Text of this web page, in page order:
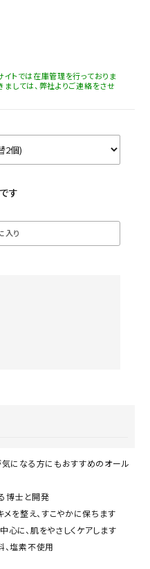
トでは在庫管理を行っておりま
しては、弊社よりご連絡をさせ
す
入り
になる方にもおすすめのオール
博士と開発
メを整え、すこやかに保ちます
に、肌をやさしくケアします
、塩素不使用